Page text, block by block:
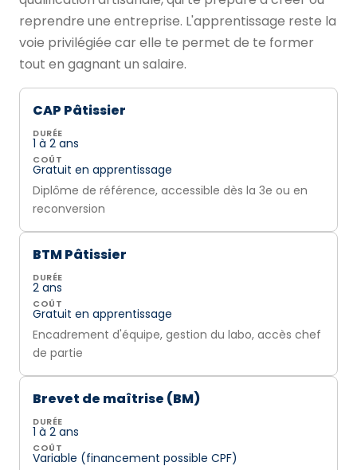
reprendre une entreprise. L'apprentissage reste la
voie privilégiée car elle te permet de te former
tout en gagnant un salaire.
CAP Pâtissier
DURÉE
1 à 2 ans
COÛT
Gratuit en apprentissage
Diplôme de référence, accessible dès la 3e ou en
reconversion
BTM Pâtissier
DURÉE
2 ans
COÛT
Gratuit en apprentissage
Encadrement d'équipe, gestion du labo, accès chef
de partie
Brevet de maîtrise (BM)
DURÉE
1 à 2 ans
COÛT
Variable (financement possible CPF)